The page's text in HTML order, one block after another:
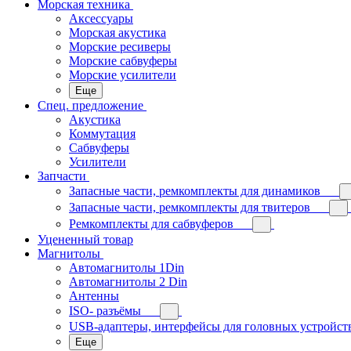
Морская техника
Аксессуары
Морская акустика
Морские ресиверы
Морские сабвуферы
Морские усилители
Еще
Спец. предложение
Акустика
Коммутация
Сабвуферы
Усилители
Запчасти
Запасные части, ремкомплекты для динамиков
Запасные части, ремкомплекты для твитеров
Ремкомплекты для сабвуферов
Уцененный товар
Магнитолы
Автомагнитолы 1Din
Автомагнитолы 2 Din
Антенны
ISO- разъёмы
USB-адаптеры, интерфейсы для головных
Еще